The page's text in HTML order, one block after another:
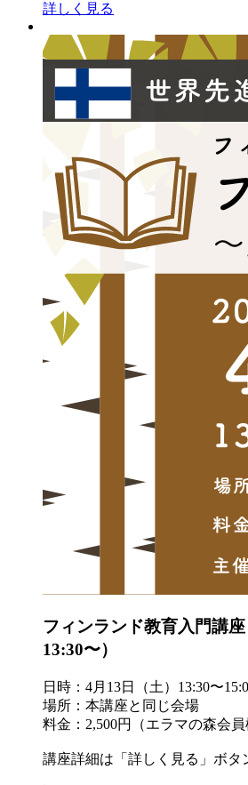
詳しく見る
フィンランド教育入門講座
13:30〜）
日時：4月13日（土）13:30〜
場所：本講座と同じ会場
料金：2,500円（エラマの森会員
講座詳細は「詳しく見る」ボタ